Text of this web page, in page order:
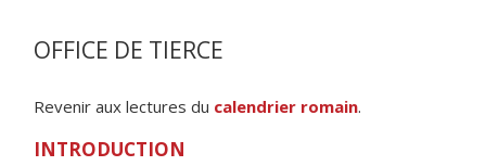
OFFICE DE TIERCE
Revenir aux lectures du calendrier romain.
INTRODUCTION